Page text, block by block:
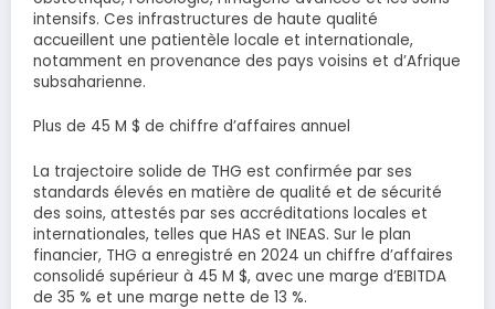
intensifs. Ces infrastructures de haute qualité
accueillent une patientèle locale et internationale,
notamment en provenance des pays voisins et d’Afrique
subsaharienne.
Plus de 45 M $ de chiffre d’affaires annuel
La trajectoire solide de THG est confirmée par ses
standards élevés en matière de qualité et de sécurité
des soins, attestés par ses accréditations locales et
internationales, telles que HAS et INEAS. Sur le plan
financier, THG a enregistré en 2024 un chiffre d’affaires
consolidé supérieur à 45 M $, avec une marge d’EBITDA
de 35 % et une marge nette de 13 %.